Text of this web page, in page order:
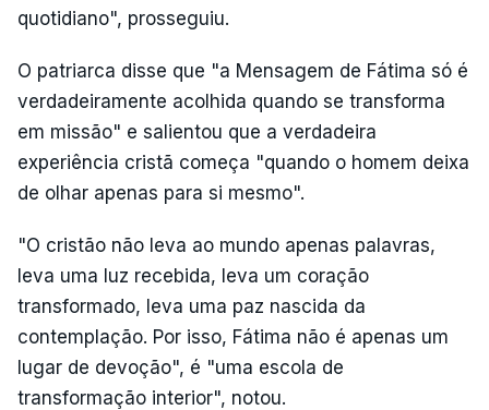
quotidiano", prosseguiu.
O patriarca disse que "a Mensagem de Fátima só é
verdadeiramente acolhida quando se transforma
em missão" e salientou que a verdadeira
experiência cristã começa "quando o homem deixa
de olhar apenas para si mesmo".
"O cristão não leva ao mundo apenas palavras,
leva uma luz recebida, leva um coração
transformado, leva uma paz nascida da
contemplação. Por isso, Fátima não é apenas um
lugar de devoção", é "uma escola de
transformação interior", notou.